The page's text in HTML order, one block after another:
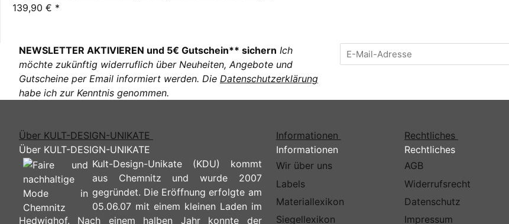
139,90 € *
NEWSLETTER AKTIVIEREN und 5€ Gutschein** sichern Ich
möchte zukünftig widerruflich über Neuheiten, Angebote und
Gutscheine per Email informiert werden. Die Datenschutzerklärung
habe ich zur Kenntnis genommen.
Über KULT-DESIGN-UNIKATE
Über KULT-DESIGN-UNIKATE
Kult-Design-Unikate (KDU) kommt
aus Chemnitz und wurde 2007
gegründet. Die Eröffnung erfolgte am
05.06.07 mit einem kleinen Laden im
Hedwighof. Nach einem halben Jahr konnte der
Informationen
Informationen
Wir über uns
Labels
Materiallexikon
Siegellexikon
Rechtliches
Rechtliches
AGB
Widerrufsrecht
Datenschutz
Impressum